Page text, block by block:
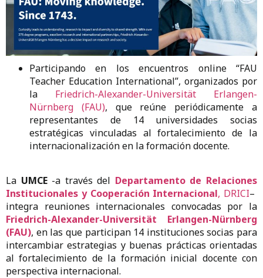
Participando en los encuentros online “FAU
Teacher Education International”, organizados por
la Friedrich-Alexander-Universität Erlangen-
Nürnberg (FAU), que reúne periódicamente a
representantes de 14 universidades socias
estratégicas vinculadas al fortalecimiento de la
internacionalización en la formación docente.
La UMCE-a través del Departamento de Relaciones
Institucionales y Cooperación Internacional, DRICI–
integra reuniones internacionales convocadas por la
Friedrich-Alexander-Universität Erlangen-Nürnberg
(FAU), en las que participan 14 instituciones socias para
intercambiar estrategias y buenas prácticas orientadas
al fortalecimiento de la formación inicial docente con
perspectiva internacional.